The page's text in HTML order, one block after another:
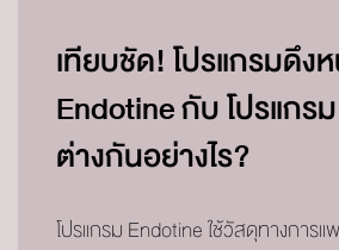
เทียบชัด! โปรแกรมดึง
Endotine กับ โปรแกร
ต่างกันอย่างไร?
โปรแกรม Endotine ใช้วัสดุทางการ